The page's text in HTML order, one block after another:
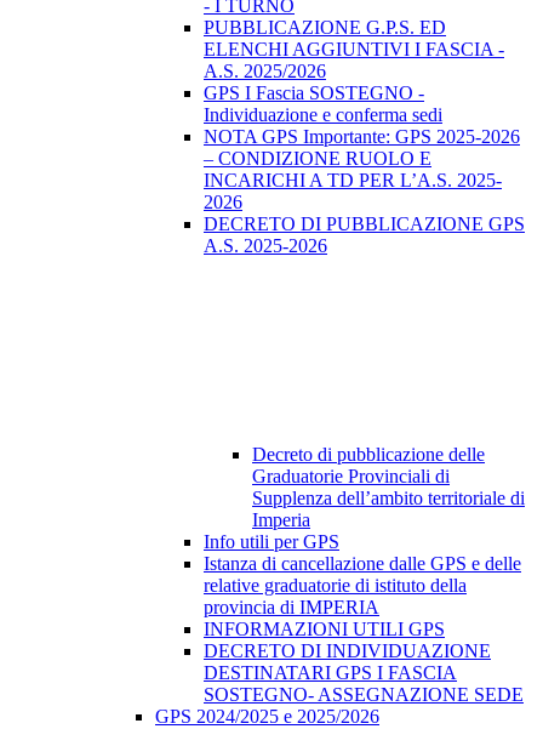
- I TURNO
PUBBLICAZIONE G.P.S. ED
ELENCHI AGGIUNTIVI I FASCIA -
A.S. 2025/2026
GPS I Fascia SOSTEGNO -
Individuazione e conferma sedi
NOTA GPS Importante: GPS 2025-2026
– CONDIZIONE RUOLO E
INCARICHI A TD PER L’A.S. 2025-
2026
DECRETO DI PUBBLICAZIONE GPS
A.S. 2025-2026
Decreto di pubblicazione delle
Graduatorie Provinciali di
Supplenza dell’ambito territoriale di
Imperia
Info utili per GPS
Istanza di cancellazione dalle GPS e delle
relative graduatorie di istituto della
provincia di IMPERIA
INFORMAZIONI UTILI GPS
DECRETO DI INDIVIDUAZIONE
DESTINATARI GPS I FASCIA
SOSTEGNO- ASSEGNAZIONE SEDE
GPS 2024/2025 e 2025/2026